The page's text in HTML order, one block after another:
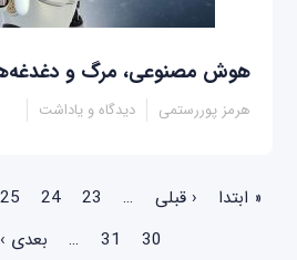
هوش مصنوعی، مرگ و
هرمز پوررستمی دیدگاه و یاداشت
صفحه‌ها
« ابتدا ‹ قبلی …
23
24
25
30
31
… بعدی ›